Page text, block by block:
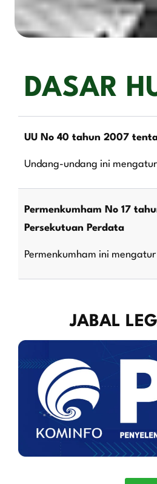
DASAR
UU No 40 tahun 2007
Undang-undang ini
Permenkumham No 17
Persekutuan Perdata
Permenkumham ini
JABAL